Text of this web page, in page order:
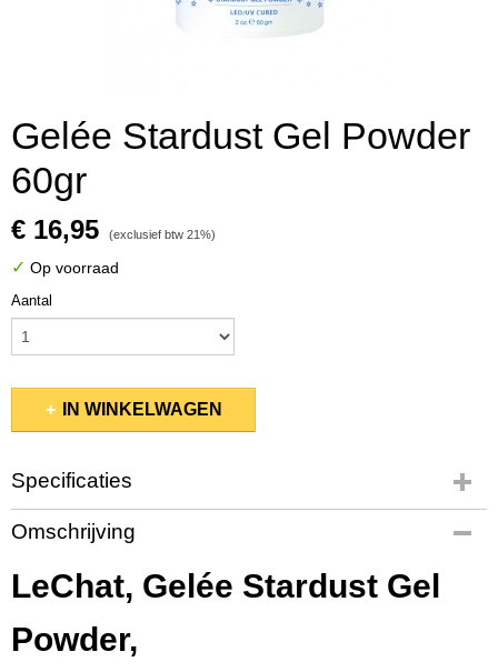
Gelée Stardust Gel Powder
60gr
€ 16,95 (exclusief btw 21%)
✓ Op voorraad
Aantal
IN WINKELWAGEN
Specificaties
Productcode
GLSP01
Bruto gewicht
0,57 Kg
6 x 6 x 6 cm
Omschrijving
LeChat, Gelée Stardust Gel
Powder,